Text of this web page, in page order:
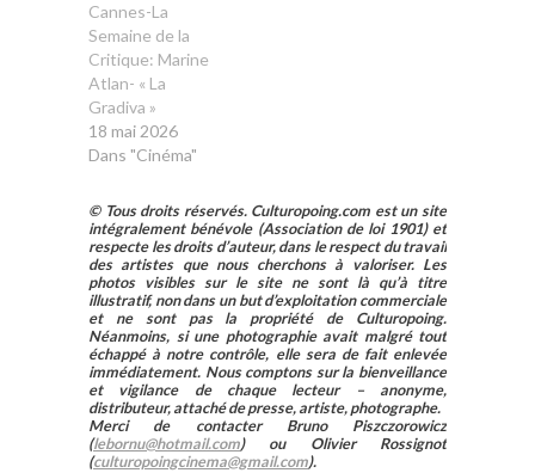
Cannes-La
Semaine de la
Critique: Marine
Atlan- « La
Gradiva »
18 mai 2026
Dans "Cinéma"
© Tous droits réservés. Culturopoing.com est un site
intégralement bénévole (Association de loi 1901) et
respecte les droits d’auteur, dans le respect du travail
des artistes que nous cherchons à valoriser. Les
photos visibles sur le site ne sont là qu’à titre
illustratif, non dans un but d’exploitation commerciale
et ne sont pas la propriété de Culturopoing.
Néanmoins, si une photographie avait malgré tout
échappé à notre contrôle, elle sera de fait enlevée
immédiatement. Nous comptons sur la bienveillance
et vigilance de chaque lecteur – anonyme,
distributeur, attaché de presse, artiste, photographe.
Merci de contacter Bruno Piszczorowicz
(lebornu@hotmail.com) ou Olivier Rossignot
(culturopoingcinema@gmail.com).